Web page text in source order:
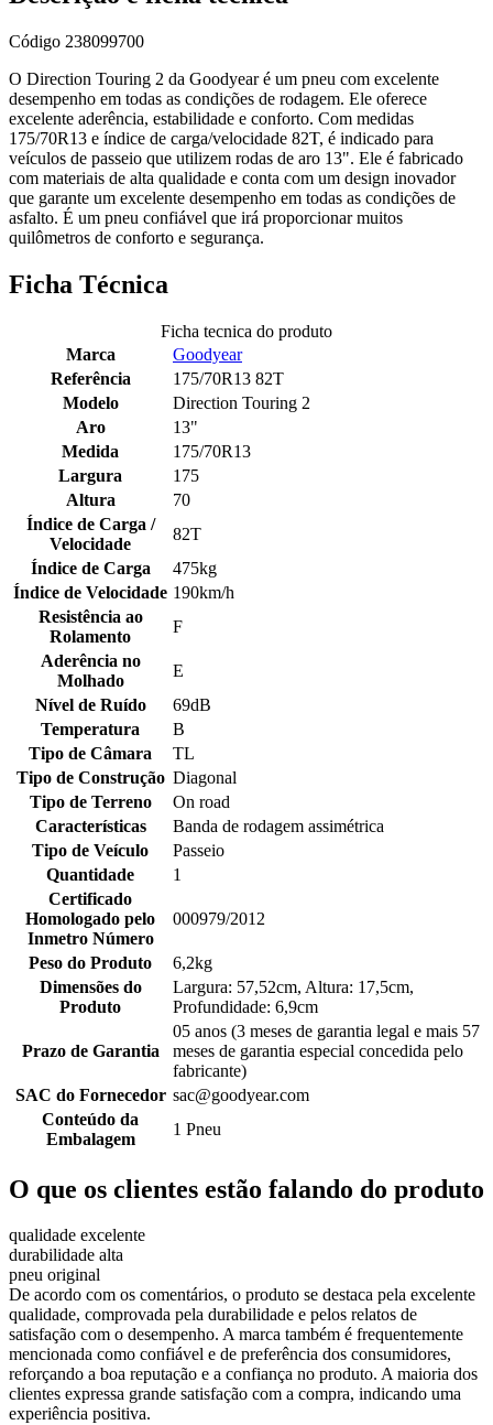
Código 238099700
O Direction Touring 2 da Goodyear é um pneu com excelente
desempenho em todas as condições de rodagem. Ele oferece
excelente aderência, estabilidade e conforto. Com medidas
175/70R13 e índice de carga/velocidade 82T, é indicado para
veículos de passeio que utilizem rodas de aro 13". Ele é fabricado
com materiais de alta qualidade e conta com um design inovador
que garante um excelente desempenho em todas as condições de
asfalto. É um pneu confiável que irá proporcionar muitos
quilômetros de conforto e segurança.
Ficha Técnica
Ficha tecnica do produto
Marca
Goodyear
Referência
175/70R13 82T
Modelo
Direction Touring 2
Aro
13"
Medida
175/70R13
Largura
175
Altura
70
Índice de Carga /
Velocidade
82T
Índice de Carga
475kg
Índice de Velocidade 190km/h
Resistência ao
Rolamento
F
Aderência no
Molhado
E
Nível de Ruído
69dB
Temperatura
B
Tipo de Câmara
TL
Tipo de Construção Diagonal
Tipo de Terreno
On road
Características
Banda de rodagem assimétrica
Tipo de Veículo
Passeio
Quantidade
1
Certificado
Homologado pelo
Inmetro Número
000979/2012
Peso do Produto
6,2kg
Dimensões do
Produto
Largura: 57,52cm, Altura: 17,5cm,
Profundidade: 6,9cm
Prazo de Garantia
05 anos (3 meses de garantia legal e mais 57
meses de garantia especial concedida pelo
fabricante)
SAC do Fornecedor sac@goodyear.com
Conteúdo da
Embalagem
1 Pneu
O que os clientes estão falando do produto
qualidade excelente
durabilidade alta
pneu original
De acordo com os comentários, o produto se destaca pela excelente
qualidade, comprovada pela durabilidade e pelos relatos de
satisfação com o desempenho. A marca também é frequentemente
mencionada como confiável e de preferência dos consumidores,
reforçando a boa reputação e a confiança no produto. A maioria dos
clientes expressa grande satisfação com a compra, indicando uma
experiência positiva.